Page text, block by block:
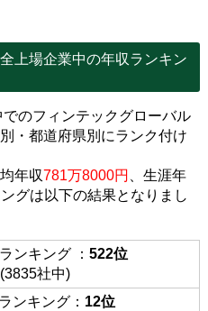
上場企業中の年収ランキン
のフィンテックグローバル
・都道府県別にランク付け
年収781万8000円
、生涯年
グは以下の結果となりまし
ンキング ：522位
(3835社中)
ンキング： 12位